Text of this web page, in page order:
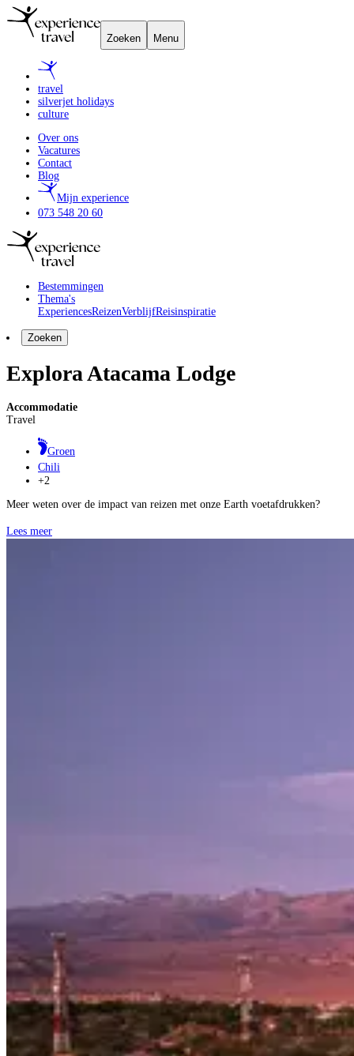
Zoeken Menu
travel
silverjet holidays
culture
Over ons
Vacatures
Contact
Blog
Mijn experience
073 548 20 60
Bestemmingen
Thema's
ExperiencesReizenVerblijfReisinspiratie
Zoeken
Explora Atacama Lodge
Accommodatie
Travel
Groen
Chili
+2
Meer weten over de impact van reizen met onze Earth voetafdrukken?
Lees meer